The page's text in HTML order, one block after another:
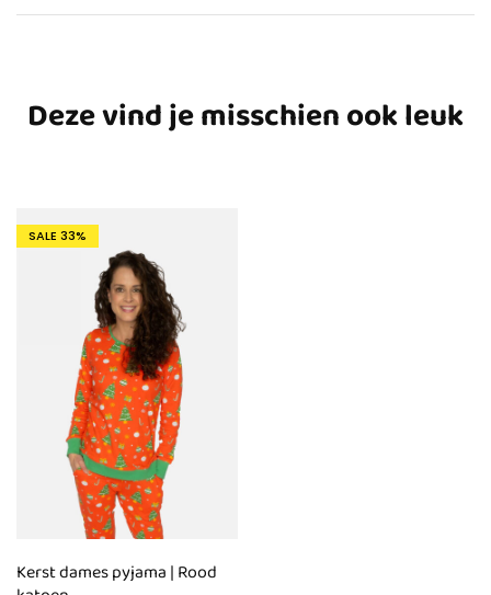
Deze vind je misschien ook leuk
SALE 33%
Kerst dames pyjama | Rood